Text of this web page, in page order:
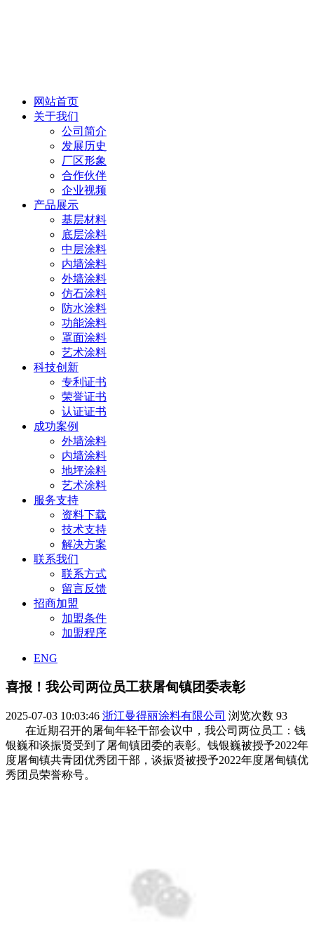
网站首页
关于我们
公司简介
发展历史
厂区形象
合作伙伴
企业视频
产品展示
基层材料
底层涂料
中层涂料
内墙涂料
外墙涂料
仿石涂料
防水涂料
功能涂料
罩面涂料
艺术涂料
科技创新
专利证书
荣誉证书
认证证书
成功案例
外墙涂料
内墙涂料
地坪涂料
艺术涂料
服务支持
资料下载
技术支持
解决方案
联系我们
联系方式
留言反馈
招商加盟
加盟条件
加盟程序
ENG
喜报！我公司两位员工获屠甸镇团委表彰
2025-07-03 10:03:46 浙江曼得丽涂料有限公司 浏览次数 93
在近期召开的屠甸年轻干部会议中，我公司两位员工：钱
银巍和谈振贤受到了屠甸镇团委的表彰。钱银巍被授予2022年
度屠甸镇共青团优秀团干部，谈振贤被授予2022年度屠甸镇优
秀团员荣誉称号。